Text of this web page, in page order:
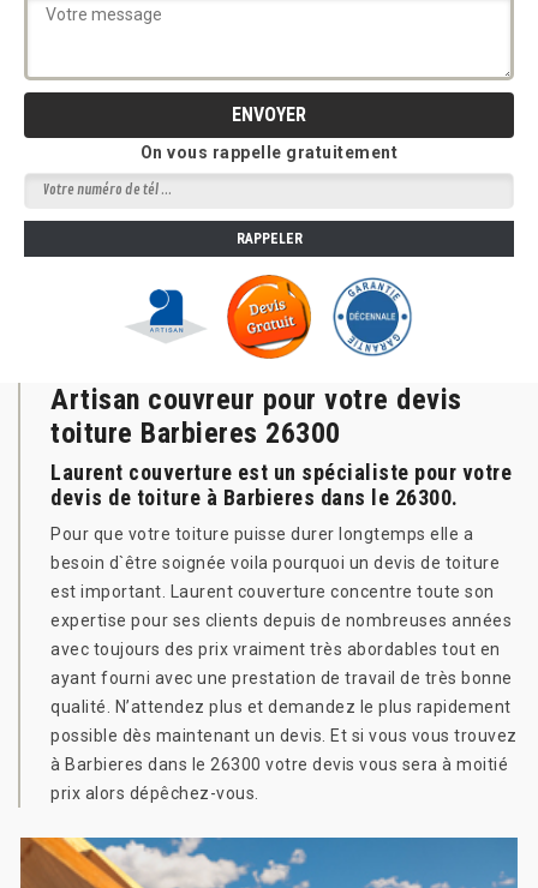
On vous rappelle gratuitement
Artisan couvreur pour votre devis
toiture Barbieres 26300
Laurent couverture est un spécialiste pour votre
devis de toiture à Barbieres dans le 26300.
Pour que votre toiture puisse durer longtemps elle a
besoin d`être soignée voila pourquoi un devis de toiture
est important. Laurent couverture concentre toute son
expertise pour ses clients depuis de nombreuses années
avec toujours des prix vraiment très abordables tout en
ayant fourni avec une prestation de travail de très bonne
qualité. N’attendez plus et demandez le plus rapidement
possible dès maintenant un devis. Et si vous vous trouvez
à Barbieres dans le 26300 votre devis vous sera à moitié
prix alors dépêchez-vous.